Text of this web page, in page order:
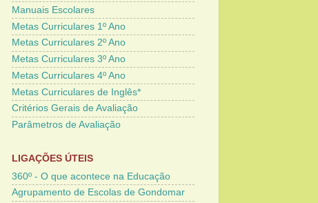
Manuais Escolares
Metas Curriculares 1º Ano
Metas Curriculares 2º Ano
Metas Curriculares 3º Ano
Metas Curriculares 4º Ano
Metas Curriculares de Inglês*
Critérios Gerais de Avaliação
Parâmetros de Avaliação
LIGAÇÕES ÚTEIS
360º - O que acontece na Educação
Agrupamento de Escolas de Gondomar